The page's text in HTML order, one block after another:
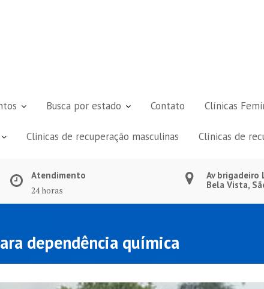
Busca por estado Contato Clínicas
Clinicas de recuperação masculinas Clínicas de
Atendimento
24 horas
Av brigadeiro
Bela Vista,
dependência química